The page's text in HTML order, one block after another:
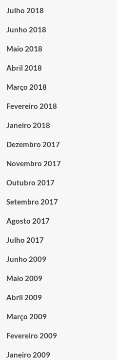
Julho 2018
Junho 2018
Maio 2018
Abril 2018
Março 2018
Fevereiro 2018
Janeiro 2018
Dezembro 2017
Novembro 2017
Outubro 2017
Setembro 2017
Agosto 2017
Julho 2017
Junho 2009
Maio 2009
Abril 2009
Março 2009
Fevereiro 2009
Janeiro 2009